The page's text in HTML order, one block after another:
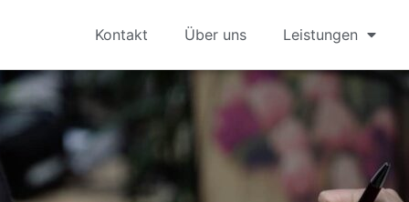
Kontakt Über uns Leistungen